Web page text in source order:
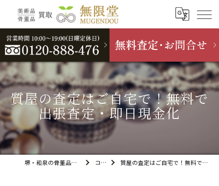
質屋の査定はご自宅で！無料で
出張査定・即日現金化
堺・和泉の骨董品買取なら無限堂 コラム 質屋の査定はご自宅で！無料で出張査定・即日現金化